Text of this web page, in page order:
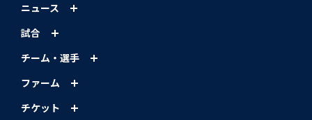
ニュース
試合
チーム・選手
ファーム
チケット